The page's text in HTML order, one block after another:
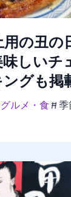
用の丑の
しいチ
グも掲
グルメ・食
季